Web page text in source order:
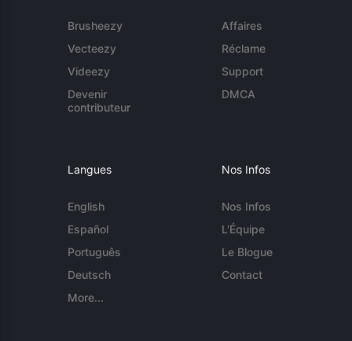
Brusheezy
Vecteezy
Videezy
Devenir
contributeur
Affaires
Réclame
Support
DMCA
Langues
English
Español
Português
Deutsch
More...
Nos Infos
Nos Infos
L'Équipe
Le Blogue
Contact